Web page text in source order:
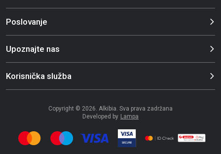
Poslovanje
Upoznajte nas
Korisnička služba
Copyright © 2026. Alkibia. Sva prava zadržana
Developed by Lampa